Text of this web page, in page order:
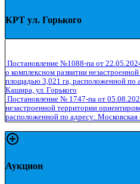
КРТ ул. Горького
Постановление №1088-па от
о комплексном развитии
площадью 3,021 га, расположенной по
Кашира, ул. Горького
Постановление № 1747-па от
незастроенной территории
расположенной по адресу: Московская
Аукцион